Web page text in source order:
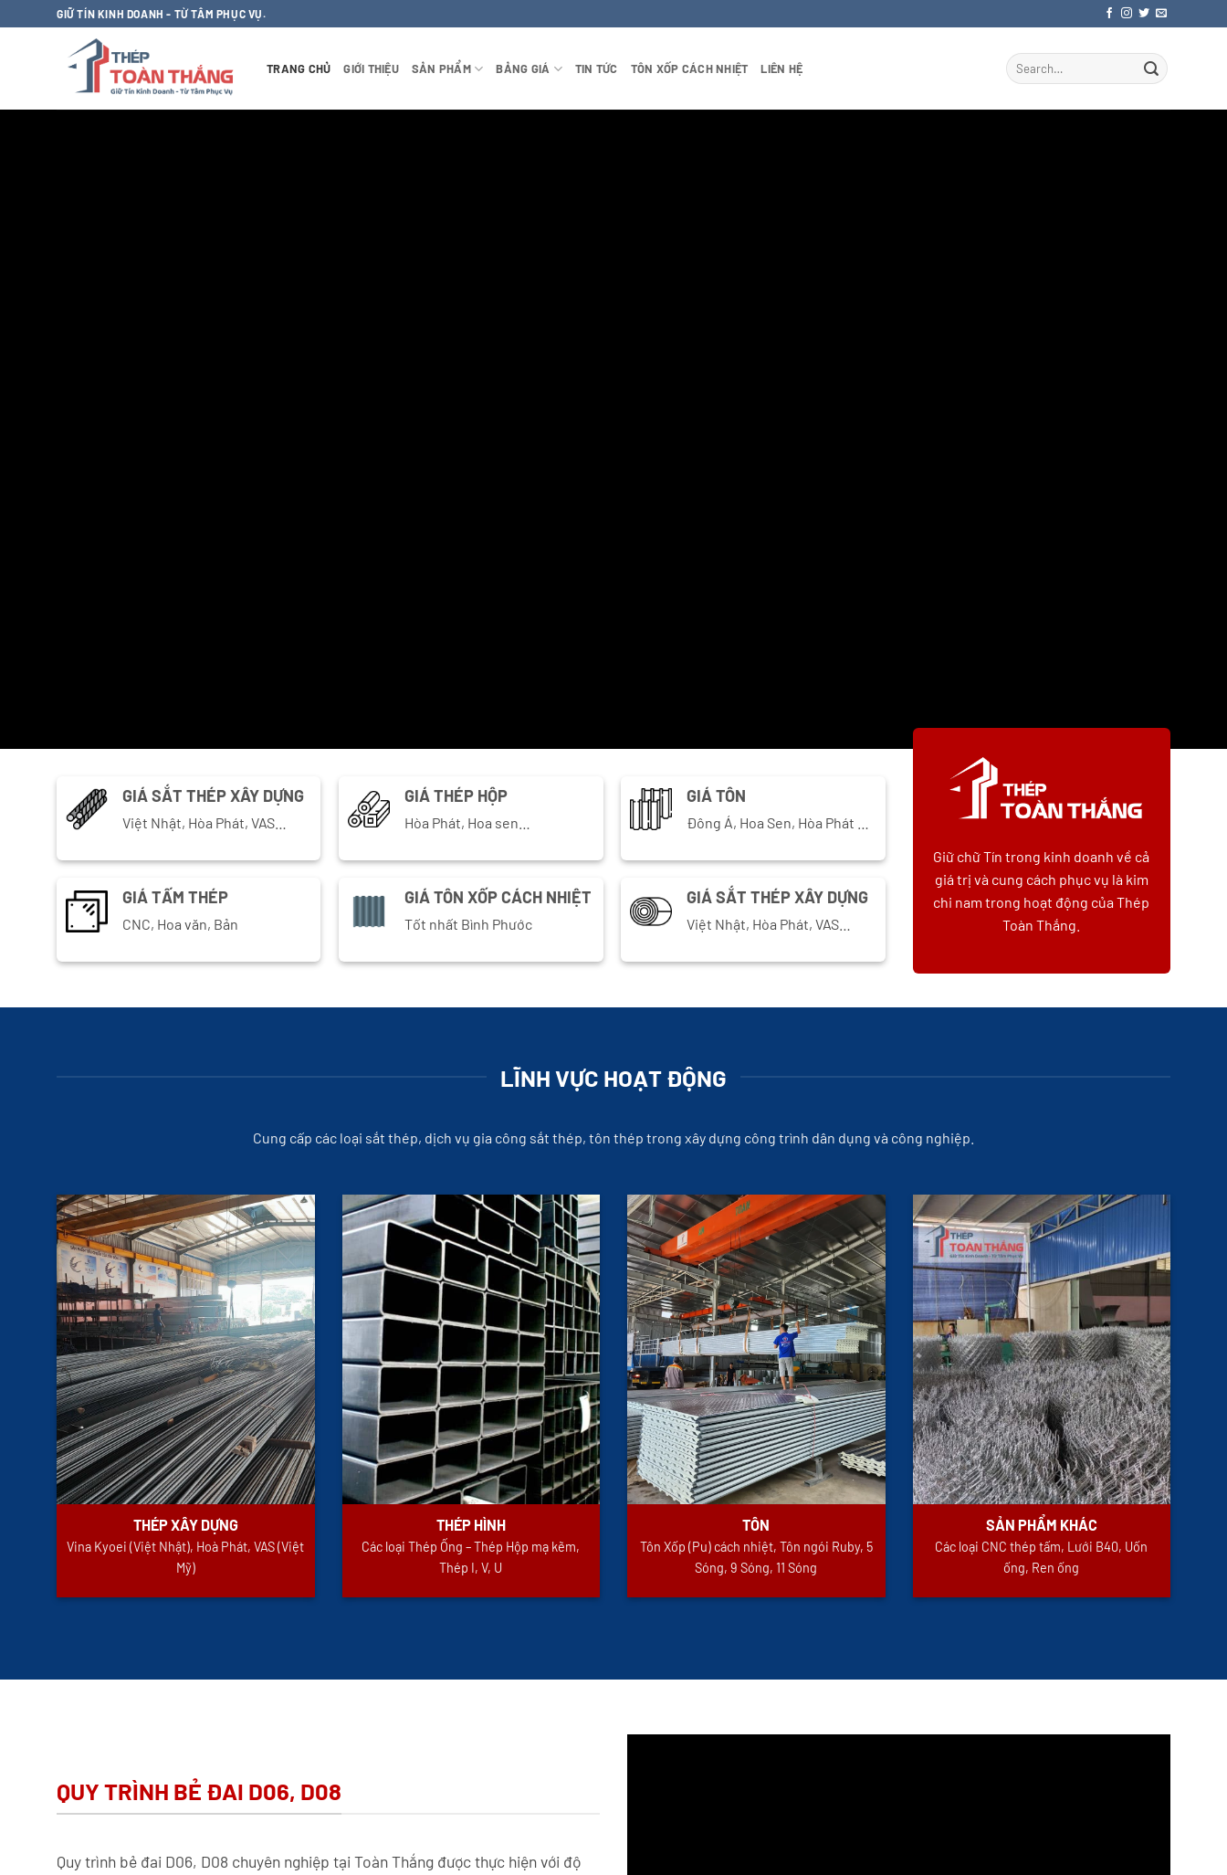
qua
GIỮ TÍN KINH DOANH - TỪ TÂM PHỤC VỤ.
TRANG CHỦ GIỚI THIỆU SẢN PHẨM BẢNG GIÁ TIN TỨC TÔN XỐP CÁCH NHIỆT LIÊN HỆ
GIÁ SẮT THÉP XÂY DỰNG
Việt Nhật, Hòa Phát, VAS…
GIÁ THÉP HỘP
Hòa Phát, Hoa sen…
GIÁ TÔN
Đông Á, Hoa Sen, Hòa Phát …
GIÁ TẤM THÉP
CNC, Hoa văn, Bản
GIÁ TÔN XỐP CÁCH NHIỆT
Tốt nhất Bình Phước
GIÁ SẮT THÉP XÂY DỰNG
Việt Nhật, Hòa Phát, VAS…
Giữ chữ Tín trong kinh doanh về cả
giá trị và cung cách phục vụ là kim
chi nam trong hoạt động của Thép
Toàn Thắng.
LĨNH VỰC HOẠT ĐỘNG
Cung cấp các loại sắt thép, dịch vụ gia công sắt thép, tôn thép trong xây dựng công trình dân dụng và công nghiệp.
THÉP XÂY DỰNG
Vina Kyoei (Việt Nhật), Hoà Phát, VAS (Việt
Mỹ)
THÉP HÌNH
Các loại Thép Ống – Thép Hộp mạ kẽm,
Thép I, V, U
TÔN
Tôn Xốp (Pu) cách nhiệt, Tôn ngói Ruby, 5
Sóng, 9 Sóng, 11 Sóng
SẢN PHẨM KHÁC
Các loại CNC thép tấm, Lưới B40, Uốn
ống, Ren ống
QUY TRÌNH BẺ ĐAI D06, D08
Quy trình bẻ đai D06, D08 chuyên nghiệp tại Toàn Thắng được thực hiện với độ